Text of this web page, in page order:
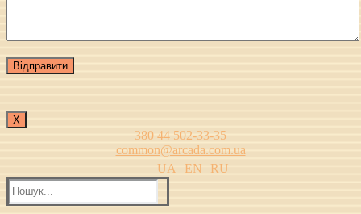
Х
380 44 502-33-35
common@arcada.com.ua
UA
EN
RU
Пошук: